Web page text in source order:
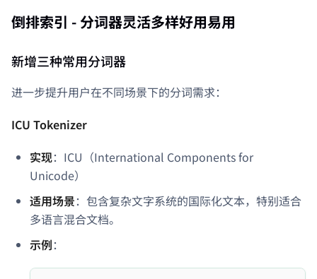
倒排索引 - 分词器灵活多样好用易用
新增三种常用分词器
进一步提升用户在不同场景下的分词需求：
ICU Tokenizer
实现：ICU（International Components for
Unicode）
适用场景：包含复杂文字系统的国际化文本，特别适合
多语言混合文档。
示例：